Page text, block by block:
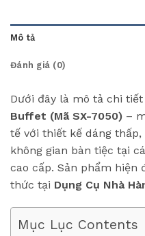
Mô tả
Đánh giá (0)
Dưới đây là mô tả chi
Buffet (Mã SX-7050) –
tế với thiết kế dáng
không gian bàn tiệc tại
cao cấp. Sản phẩm hiện
thức tại Dụng Cụ Nhà
Mục Lục Contents